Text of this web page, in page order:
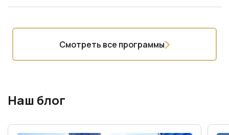
Смотреть все программы
Наш блог